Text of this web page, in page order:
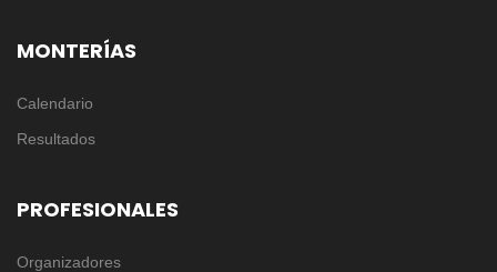
MONTERÍAS
Calendario
Resultados
PROFESIONALES
Organizadores